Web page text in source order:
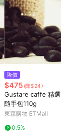
降價
$475 (降$24)
Gustare caffe 精選
隨手包110g
東森購物 ETMall
0.5%